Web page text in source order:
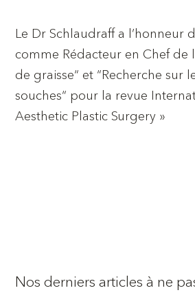
Le Dr Schlaudraff a l’honneur
comme Rédacteur en Chef de
de graisse“ et “Recherche sur
souches“ pour la revue
Aesthetic Plastic Surgery »
Nos derniers articles à ne